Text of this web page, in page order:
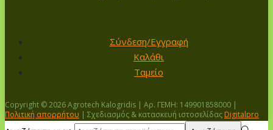
Σύνδεση/Εγγραφή
Καλάθι
Ταμείο
Copyright © 2026Agrotech Kalogridis | Αρ. ΓΕΜΗ: 149901858000 |
Πολιτική απορρήτου | Σχεδιασμός & κατασκευή ιστοσελίδας Digitalpro